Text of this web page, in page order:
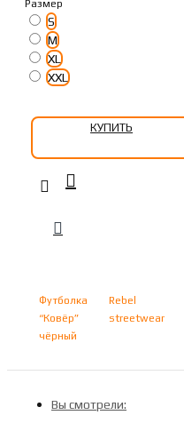
Размер
S
M
XL
XXL
КУПИТЬ
Футболка
“Ковёр”
чёрный
Rebel
streetwear
Вы смотрели: